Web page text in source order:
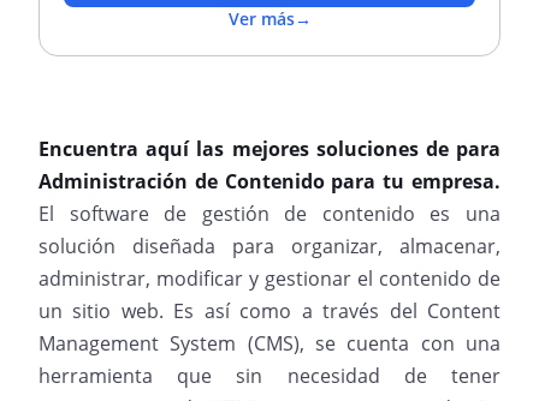
Ver más→
Encuentra aquí las mejores soluciones de para
Administración de Contenido para tu empresa.
El software de gestión de contenido es una
solución diseñada para organizar, almacenar,
administrar, modificar y gestionar el contenido de
un sitio web. Es así como a través del Content
Management System (CMS), se cuenta con una
herramienta que sin necesidad de tener